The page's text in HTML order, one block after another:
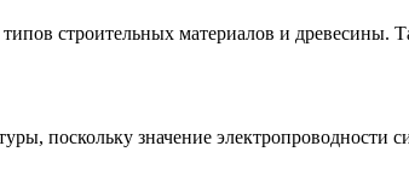
строительных материалов и
поскольку значение электропроводности